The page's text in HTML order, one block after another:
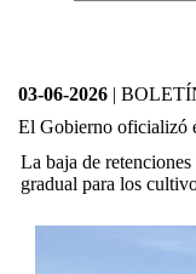
03-06-2026 |
El Gobierno oficializó
La baja de
gradual para los